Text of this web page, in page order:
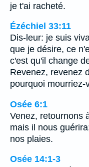
je t'ai racheté.
Ézéchiel 33:11
Dis-leur: je suis
que je désire, ce
c'est qu'il change
Revenez, revenez
pourquoi
Osée 6:1
Venez, retournons
mais il nous
nos plaies.
Osée 14:1-3